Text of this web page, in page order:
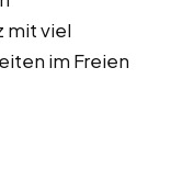
mit viel
im Freien